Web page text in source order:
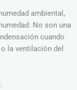
ambiental,
No son una
cuando
la ventilación del